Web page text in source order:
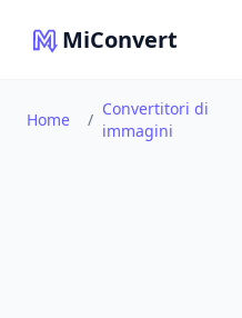
MiConvert
Home /
Convertitori di
immagini